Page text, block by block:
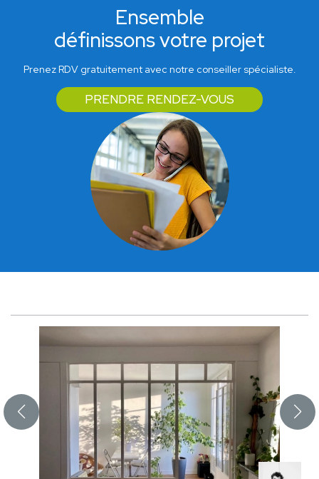
Ensemble
définissons votre projet
Prenez RDV gratuitement avec notre conseiller spécialiste.
PRENDRE RENDEZ-VOUS